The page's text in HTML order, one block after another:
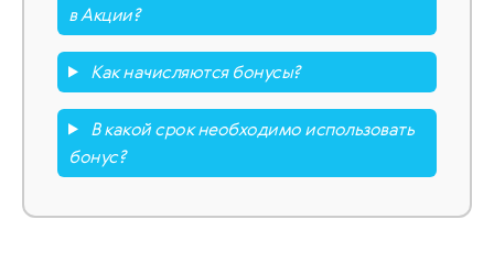
в Акции?
Как начисляются бонусы?
В какой срок необходимо использовать
бонус?